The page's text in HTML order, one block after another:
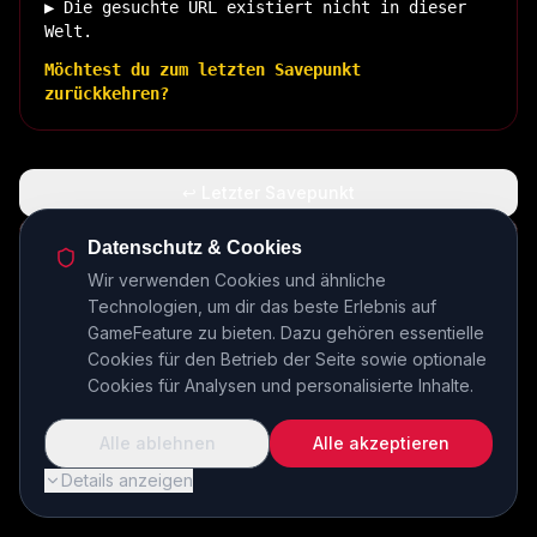
▶ Die gesuchte URL existiert nicht in dieser
Welt.
Möchtest du zum letzten Savepunkt
zurückkehren?
🏠 Zurück zur Basis
INSERT COIN TO CONTINUE...
Datenschutz & Cookies
Wir verwenden Cookies und ähnliche
Technologien, um dir das beste Erlebnis auf
GameFeature zu bieten. Dazu gehören essentielle
Cookies für den Betrieb der Seite sowie optionale
Cookies für Analysen und personalisierte Inhalte.
Details anzeigen
Alle ablehnen Alle akzeptieren